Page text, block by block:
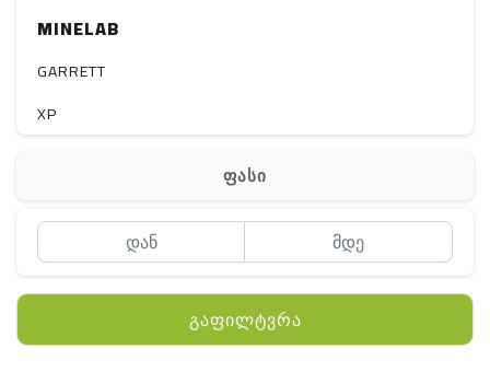
MINELAB
GARRETT
XP
QYT
ფასი
გაფილტვრა